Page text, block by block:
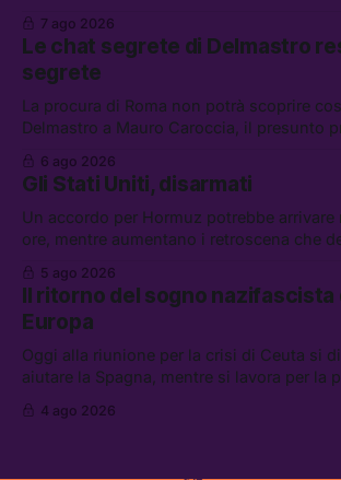
lavoro, Schlein prova a mettere in
che cos’è lo “Spiralismo,” la religione
7 ago 2026
Le chat segrete di Delmastro
segrete
La procura di Roma non potrà scoprire
Delmastro a Mauro Caroccia, il presunto
attacchi in Libano, il governo chiederà 36
flessibilità in armi e energia, e Grokipedia
abbandonata
6 ago 2026
Gli Stati Uniti, disarmati
Un accordo per Hormuz potrebbe
ore, mentre aumentano i retroscena che
chi aspetta i dispersi di Ceuta, il boom dei
diluiti, e quanti attivisti anti data center
5 ago 2026
Il ritorno del sogno nazifascista
Europa
Oggi alla riunione per la crisi di Ceuta si
aiutare la Spagna, mentre si lavora per la
spontanei a Gaza, un giovane di 19 anni è
4 ago 2026